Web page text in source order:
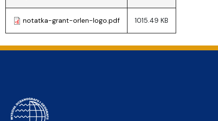
notatka-grant-orlen-logo.pdf 1015.49 KB